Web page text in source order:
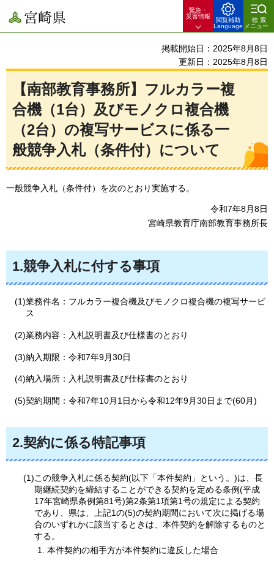
宮崎県
緊急・
災害情報
閲覧補助
Language
検索
メニュー
掲載開始日：2025年8月8日
更新日：2025年8月8日
【南部教育事務所】フルカラー複
合機（1台）及びモノクロ複合機
（2台）の複写サービスに係る一
般競争入札（条件付）について
一般競争入札（条件付）を次のとおり実施する。
令和7年8月8日
宮崎県教育庁南部教育事務所長
1.競争入札に付する事項
(1)業務件名：フルカラー複合機及びモノクロ複合機の複写サービ
ス
(2)業務内容：入札説明書及び仕様書のとおり
(3)納入期限：令和7年9月30日
(4)納入場所：入札説明書及び仕様書のとおり
(5)契約期間：令和7年10月1日から令和12年9月30日まで(60月)
2.契約に係る特記事項
(1)この競争入札に係る契約(以下「本件契約」という。)は、長
期継続契約を締結することができる契約を定める条例(平成
17年宮崎県条例第81号)第2条第1項第1号の規定による契約
であり、県は、上記1の(5)の契約期間において次に掲げる場
合のいずれかに該当するときは、本件契約を解除するものと
する。
本件契約の相手方が本件契約に違反した場合